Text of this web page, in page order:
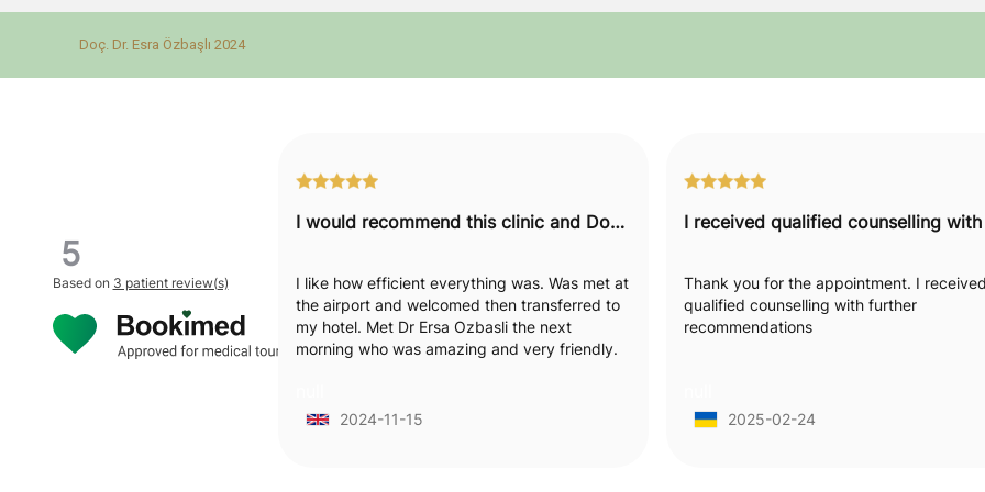
Doç. Dr. Esra Özbaşlı 2024
5
Based on 3 patient review(s)
I would recommend this clinic and Doctor to everyone.
I like how efficient everything was. Was met at
the airport and welcomed then transferred to
my hotel. Met Dr Ersa Ozbasli the next
morning who was amazing and very friendly.
was passionate and empathetic towards my
2024-11-15
Thank you for the appointment. I received
qualified counselling with further
recommendations
2025-02-24